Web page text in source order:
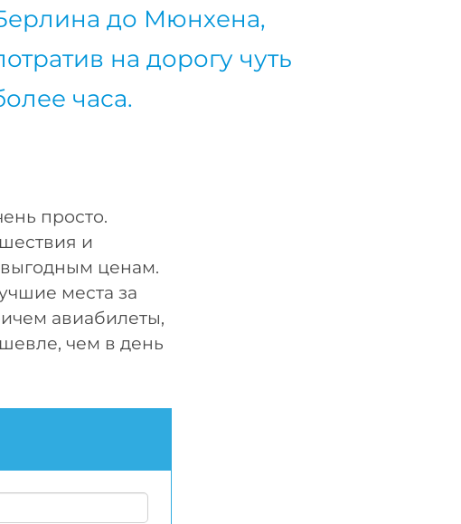
до Мюнхена,
на дорогу чуть
часа.
просто.
и
ценам.
места за
авиабилеты,
чем в день